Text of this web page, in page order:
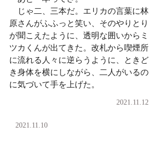
じゃ二、三本だ。エリカの言葉に林
原さんがふふっと笑い、そのやりとり
が聞こえたように、透明な囲いからミ
ツカくんが出てきた。改札から喫煙所
に流れる人々に逆らうように、ときど
き身体を横にしながら、二人がいるの
に気づいて手を上げた。
2021.11.12
2021.11.10